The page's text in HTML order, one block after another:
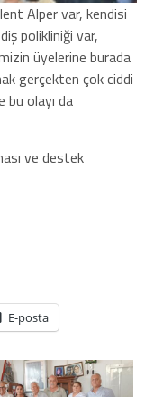
Alper var, kendisi
polikliniği var,
üyelerine burada
gerçekten çok ciddi
bu olayı da
ve destek
E-posta